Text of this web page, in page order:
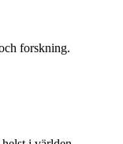
forskning.